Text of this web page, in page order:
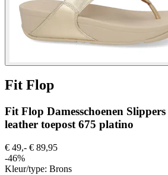
Fit Flop
Fit Flop Damesschoenen
leather toepost 675 platino
€ 49,- € 89,95
-46%
Kleur/type: Brons